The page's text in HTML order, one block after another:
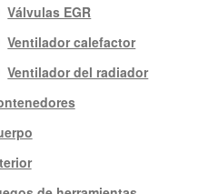
Válvulas EGR
Ventilador calefactor
Ventilador del radiador